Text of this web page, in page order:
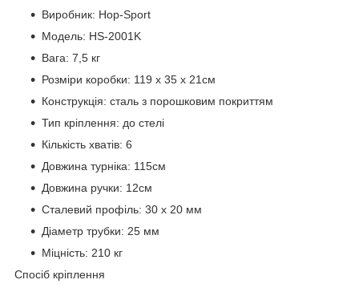
Виробник: Hop-Sport
Модель: HS-2001K
Вага: 7,5 кг
Розміри коробки: 119 x 35 x 21см
Конструкція: сталь з порошковим покриттям
Тип кріплення: до стелі
Кількість хватів: 6
Довжина турніка: 115см
Довжина ручки: 12см
Сталевий профіль: 30 х 20 мм
Діаметр трубки: 25 мм
Міцність: 210 кг
Спосіб кріплення